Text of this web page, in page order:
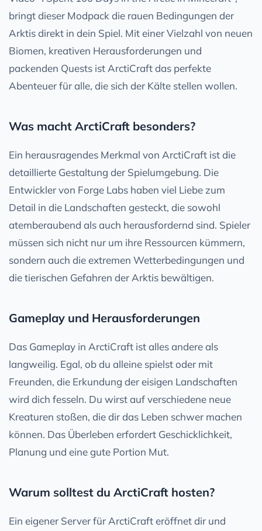
bringt dieser Modpack die rauen Bedingungen der
Arktis direkt in dein Spiel. Mit einer Vielzahl von neuen
Biomen, kreativen Herausforderungen und
packenden Quests ist ArctiCraft das perfekte
Abenteuer für alle, die sich der Kälte stellen wollen.
Was macht ArctiCraft besonders?
Ein herausragendes Merkmal von ArctiCraft ist die
detaillierte Gestaltung der Spielumgebung. Die
Entwickler von Forge Labs haben viel Liebe zum
Detail in die Landschaften gesteckt, die sowohl
atemberaubend als auch herausfordernd sind. Spieler
müssen sich nicht nur um ihre Ressourcen kümmern,
sondern auch die extremen Wetterbedingungen und
die tierischen Gefahren der Arktis bewältigen.
Gameplay und Herausforderungen
Das Gameplay in ArctiCraft ist alles andere als
langweilig. Egal, ob du alleine spielst oder mit
Freunden, die Erkundung der eisigen Landschaften
wird dich fesseln. Du wirst auf verschiedene neue
Kreaturen stoßen, die dir das Leben schwer machen
können. Das Überleben erfordert Geschicklichkeit,
Planung und eine gute Portion Mut.
Warum solltest du ArctiCraft hosten?
Ein eigener Server für ArctiCraft eröffnet dir und